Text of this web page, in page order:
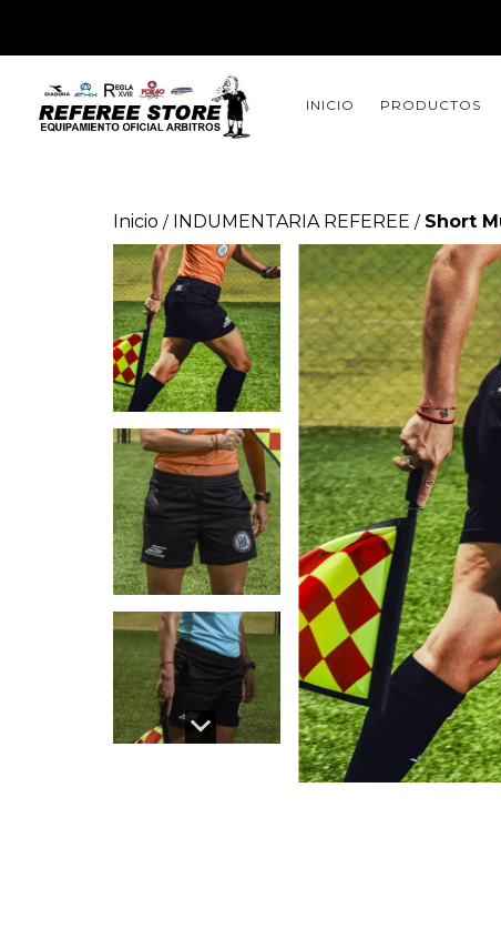
INICIO PRODUCTOS
Inicio / INDUMENTARIA REFEREE / Short